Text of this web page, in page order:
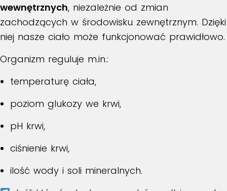
wewnętrznych, niezależnie od zmian
zachodzących w środowisku zewnętrznym. Dzięki
niej nasze ciało może funkcjonować prawidłowo.
Organizm reguluje m.in.:
temperaturę ciała,
poziom glukozy we krwi,
pH krwi,
ciśnienie krwi,
ilość wody i soli mineralnych.